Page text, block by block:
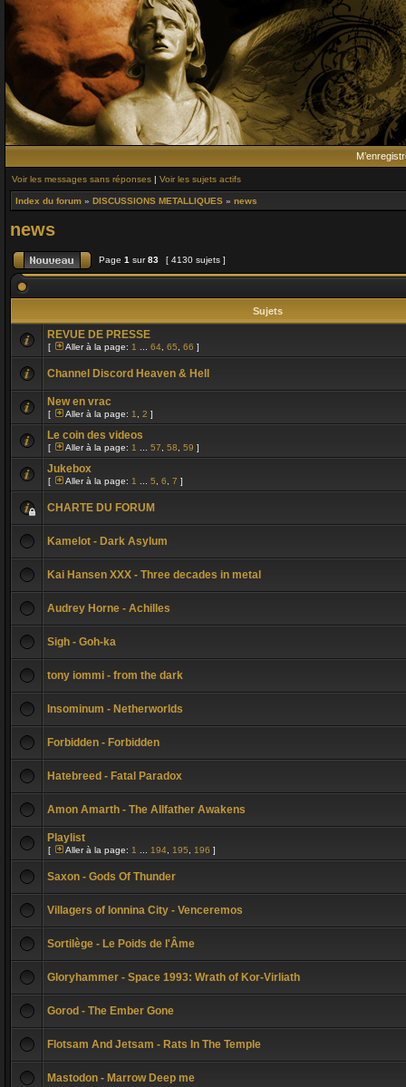
Voir les messages sans réponses | Voir les sujets actifs
Index du forum » DISCUSSIONS METALLIQUES » news
news
Page 1 sur83 [ 4130 sujets ]
Sujets
REVUE DE PRESSE
[ Aller à la page: 1 64 65 66 ]
Channel Discord Heaven & Hell
New en vrac
[ Aller à la page: 1 2 ]
Le coin des videos
[ Aller à la page: 1 57 58 59 ]
Jukebox
[ Aller à la page: 1 5 6 7 ]
CHARTE DU FORUM
Kamelot - Dark Asylum
Kai Hansen XXX - Three decades in metal
Audrey Horne - Achilles
Sigh - Goh-ka
tony iommi - from the dark
Insominum - Netherworlds
Forbidden - Forbidden
Hatebreed - Fatal Paradox
Amon Amarth - The Allfather Awakens
Playlist
[ Aller à la page: 1 194 195 196 ]
Saxon - Gods Of Thunder
Villagers of Ionnina City - Venceremos
Sortilège - Le Poids de l'Âme
Gloryhammer - Space 1993: Wrath of Kor-Virliath
Gorod - The Ember Gone
Flotsam And Jetsam - Rats In The Temple
Mastodon - Marrow Deep me